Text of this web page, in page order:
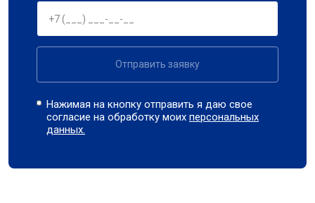
Отправить заявку
Нажимая на кнопку отправить я даю свое
согласие на обработку моихперсональных
данных.